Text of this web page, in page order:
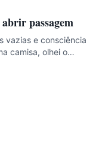
passagem
vazias e consciência
camisa, olhei o…